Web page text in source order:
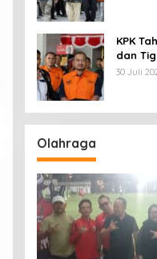
KPK
dan
Kasus
30 Juli
Olahraga